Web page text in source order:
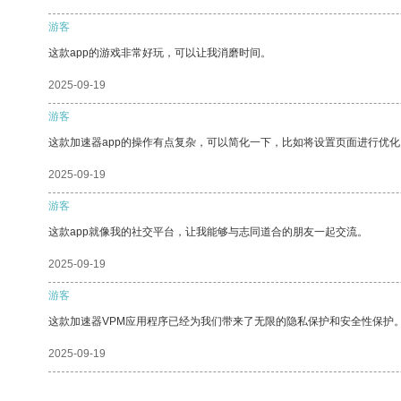
游客
这款app的游戏非常好玩，可以让我消磨时间。
2025-09-19
游客
这款加速器app的操作有点复杂，可以简化一下，比如将设置页面进行优
2025-09-19
游客
这款app就像我的社交平台，让我能够与志同道合的朋友一起交流。
2025-09-19
游客
这款加速器VPM应用程序已经为我们带来了无限的隐私保护和安全性保护
2025-09-19